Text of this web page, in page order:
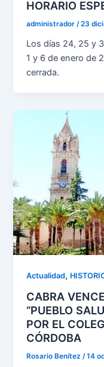
HORARIO
administrador/23
Los días 24, 25 y
1 y 6 de enero de
cerrada.
Actualidad,
CABRA
“PUEBLO
POR EL
CÓRDOBA
Rosario Benítez/14